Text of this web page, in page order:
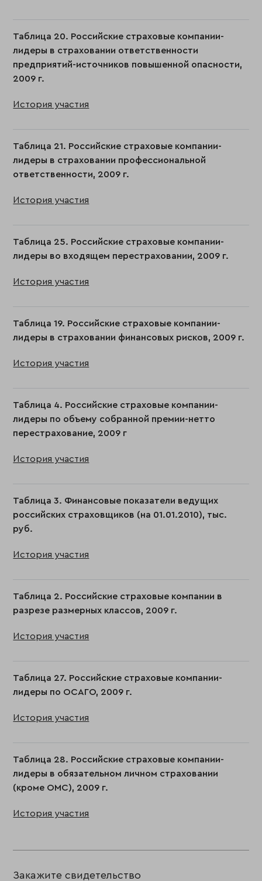
Таблица 20. Российские страховые компании-
лидеры в страховании ответственности
предприятий-источников повышенной опасности,
2009 г.
История участия
Таблица 21. Российские страховые компании-
лидеры в страховании профессиональной
ответственности, 2009 г.
История участия
Таблица 25. Российские страховые компании-
лидеры во входящем перестраховании, 2009 г.
История участия
Таблица 19. Российские страховые компании-
лидеры в страховании финансовых рисков, 2009 г.
История участия
Таблица 4. Российские страховые компании-
лидеры по объему собранной премии-нетто
перестрахование, 2009 г
История участия
Таблица 3. Финансовые показатели ведущих
российских страховщиков (на 01.01.2010), тыс.
руб.
История участия
Таблица 2. Российские страховые компании в
разрезе размерных классов, 2009 г.
История участия
Таблица 27. Российские страховые компании-
лидеры по ОСАГО, 2009 г.
История участия
Таблица 28. Российские страховые компании-
лидеры в обязательном личном страховании
(кроме ОМС), 2009 г.
История участия
Закажите свидетельство